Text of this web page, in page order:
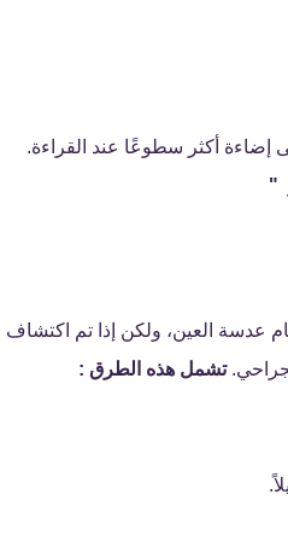
إضاءة أكثر سطوعًا عند القراءة.
"
عدسة العين، ولكن إذا تم
تشمل هذه الطرق :